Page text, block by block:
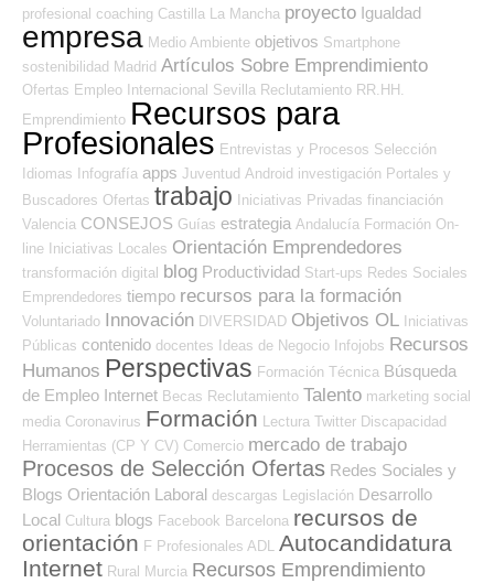
profesional coaching Castilla La Mancha proyecto Igualdad
empresa Medio Ambiente objetivos Smartphone
sostenibilidad Madrid Artículos Sobre Emprendimiento
Ofertas Empleo Internacional Sevilla Reclutamiento RR.HH.
Emprendimiento Recursos para
Profesionales Entrevistas y Procesos Selección
Idiomas Infografía apps Juventud Android investigación Portales y
Buscadores Ofertas trabajo Iniciativas Privadas financiación
Valencia CONSEJOS Guías estrategia Andalucía Formación On-
line Iniciativas Locales Orientación Emprendedores
transformación digital blog Productividad Start-ups Redes Sociales
Emprendedores tiempo recursos para la formación
Voluntariado Innovación DIVERSIDAD Objetivos OL Iniciativas
Públicas contenido docentes Ideas de Negocio Infojobs Recursos
Humanos Perspectivas Formación Técnica Búsqueda
de Empleo Internet Becas Reclutamiento Talento marketing social
media Coronavirus Formación Lectura Twitter Discapacidad
Herramientas (CP Y CV) Comercio mercado de trabajo
Procesos de Selección Ofertas Redes Sociales y
Blogs Orientación Laboral descargas Legislación Desarrollo
Local Cultura blogs Facebook Barcelona recursos de
orientación F Profesionales ADL Autocandidatura
Internet Rural Murcia Recursos Emprendimiento